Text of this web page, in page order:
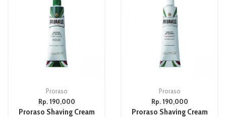
Proraso
Rp. 190,000
Proraso Shaving Cream
Proraso
Rp. 190,000
Proraso Shaving Cream